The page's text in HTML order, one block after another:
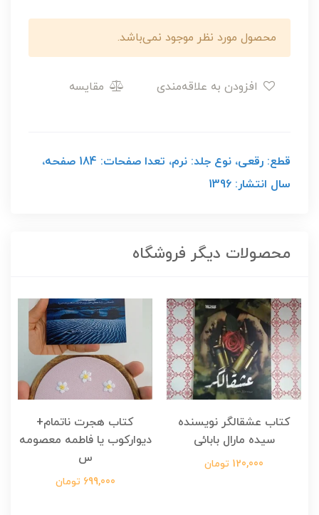
محصول مورد نظر موجود نمی‌باشد.
مقایسه
قطع: رقعی، نوع جلد: نرم، تعدا صفحات: 184 صفحه،
سال انتشار: 1396
محصولات دیگر فروشگاه
کتاب عشقالگر نویسنده
سیده مارال بابائی
120,000 تومان
کتاب هجرت ناتمام+
دیوارکوب یا فاطمه معصومه
س
699,000 تومان